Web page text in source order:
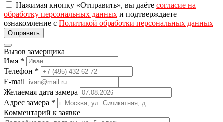
Нажимая кнопку «Отправить», вы даёте согласие на
обработку персональных данных и подтверждаете
ознакомление с Политикой обработки персональных данных
Вызов замерщика
Имя *
Телефон *
E-mail
Желаемая дата замера
Адрес замера *
Комментарий к заявке